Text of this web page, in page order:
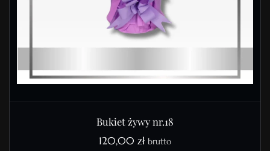
Bukiet żywy nr.18
120,00 zł brutto